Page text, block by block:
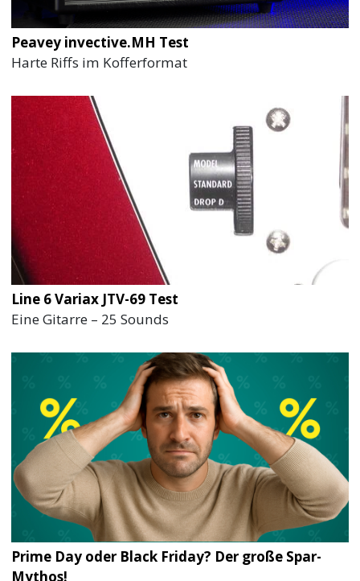
Peavey invective.MH Test
Harte Riffs im Kofferformat
Line 6 Variax JTV-69 Test
Eine Gitarre – 25 Sounds
Prime Day oder Black Friday? Der große Spar-
Mythos!